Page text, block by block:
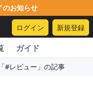
お知らせ
ログイン 新規登録
ガイド
#レビュー」の記事